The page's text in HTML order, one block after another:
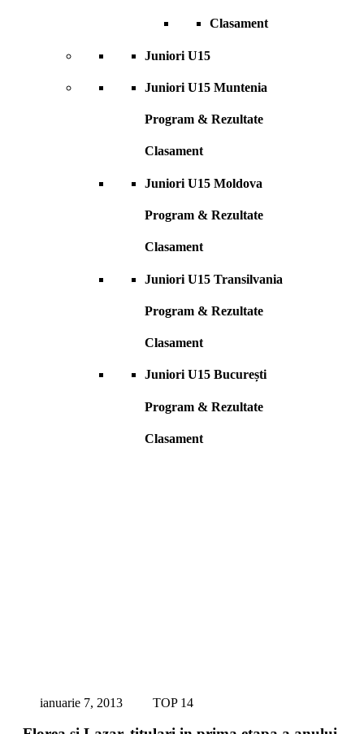
Clasament
Juniori U15
Juniori U15 Muntenia
Program & Rezultate
Clasament
Juniori U15 Moldova
Program & Rezultate
Clasament
Juniori U15 Transilvania
Program & Rezultate
Clasament
Juniori U15 București
Program & Rezultate
Clasament
ianuarie 7, 2013 TOP 14